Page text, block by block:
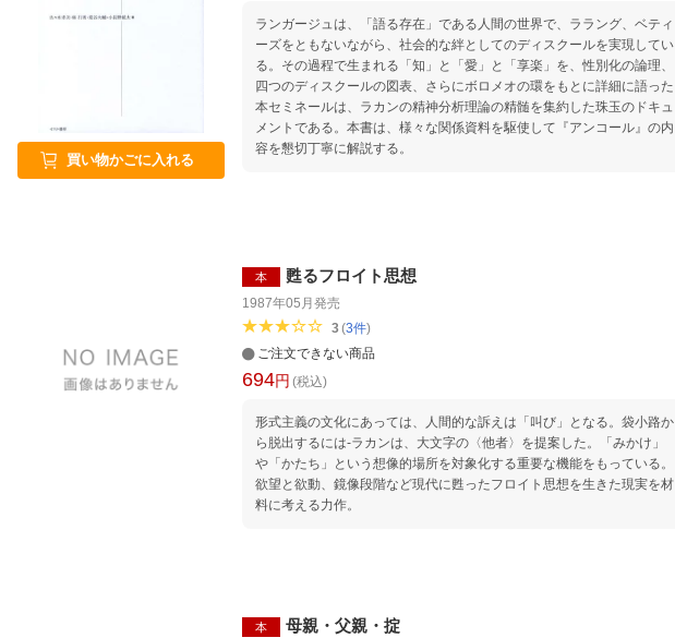
買い物かごに入れる
ランガージュは、「語る存在」である人間の世界で、ララング、ベティ
ーズをともないながら、社会的な絆としてのディスクールを実現してい
る。その過程で生まれる「知」と「愛」と「享楽」を、性別化の論理、
四つのディスクールの図表、さらにボロメオの環をもとに詳細に語った
本セミネールは、ラカンの精神分析理論の精髄を集約した珠玉のドキュ
メントである。本書は、様々な関係資料を駆使して『アンコール』の内
容を懇切丁寧に解説する。
本 甦るフロイト思想
1987年05月 発売
3(3件)
ご注文できない商品
694円 (税込)
形式主義の文化にあっては、人間的な訴えは「叫び」となる。袋小路か
ら脱出するには-ラカンは、大文字の〈他者〉を提案した。「みかけ」
や「かたち」という想像的場所を対象化する重要な機能をもっている。
欲望と欲動、鏡像段階など現代に甦ったフロイト思想を生きた現実を材
料に考える力作。
本 母親・父親・掟